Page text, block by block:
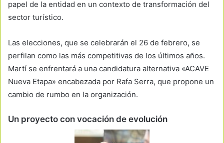
papel de la entidad en un contexto de transformación del
sector turístico.
Las elecciones, que se celebrarán el 26 de febrero, se
perfilan como las más competitivas de los últimos años.
Martí se enfrentará a una candidatura alternativa «ACAVE
Nueva Etapa» encabezada por Rafa Serra, que propone un
cambio de rumbo en la organización.
Un proyecto con vocación de evolución